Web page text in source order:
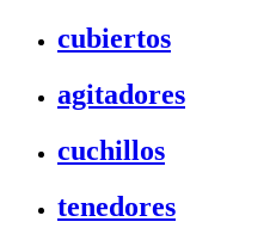
cubiertos
agitadores
cuchillos
tenedores